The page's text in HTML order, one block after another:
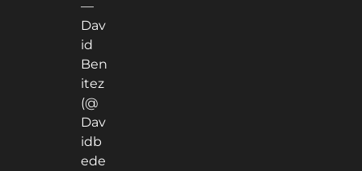
—
Dav
id
Ben
itez
(@
Dav
idb
ede